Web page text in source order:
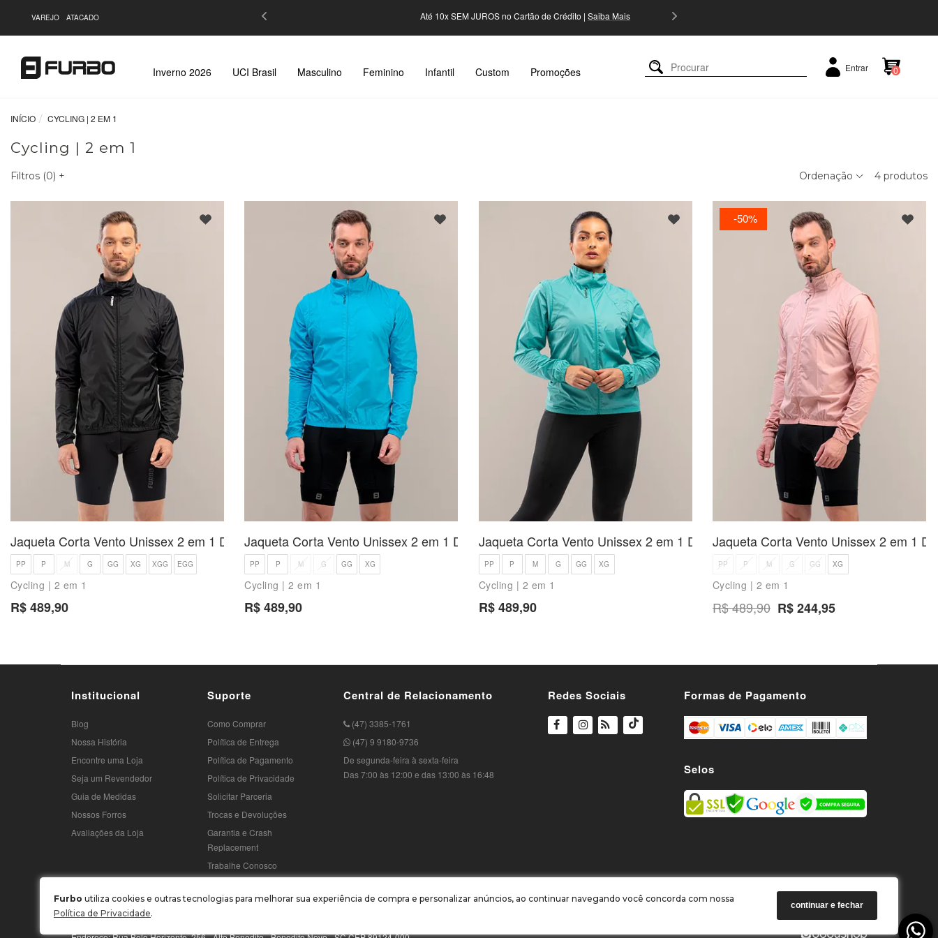
VAREJO ATACADO
de R$299,90 | Saiba Mais Até 10x SEM JUROS no Cartão de Crédito |Saiba Mais
Inverno 2026 UCI Brasil Masculino Feminino Infantil Custom Promoções Entrar 0
Furbo utiliza cookies e outras tecnologias para melhorar sua experiência de compra e personalizar anúncios, ao continuar navegando você concorda com nossa
Política de Privacidade.
continuar e fechar
INÍCIO CYCLING | 2 EM 1
Cycling | 2 em 1
Filtros (0) + Ordenação 4 produtos
Jaqueta Corta Vento Unissex 2 em 1 Duetto
PP P M G GG XG XGG EGG
Cycling | 2 em 1
R$ 489,90
Jaqueta Corta Vento Unissex 2 em 1 Duetto
PP P M G GG XG
Cycling | 2 em 1
R$ 489,90
Jaqueta Corta Vento Unissex 2 em 1 Duetto
PP P M G GG XG
Cycling | 2 em 1
R$ 489,90
50%
Jaqueta Corta Vento Unissex 2 em 1
PP P M G GG XG
Cycling | 2 em 1
R$ 489,90 R$ 244,95
Institucional
Blog
Nossa História
Encontre uma Loja
Seja um Revendedor
Guia de Medidas
Nossos Forros
Avaliações da Loja
Suporte
Como Comprar
Política de Entrega
Política de Pagamento
Política de Privacidade
Solicitar Parceria
Trocas e Devoluções
Garantia e Crash
Replacement
Trabalhe Conosco
Central de Relacionamento
(47) 3385-1761
(47) 9 9180-9736
De segunda-feira à sexta-feira
Das 7:00 às 12:00 e das 13:00 às 16:48
Redes Sociais Formas de Pagamento
Selos